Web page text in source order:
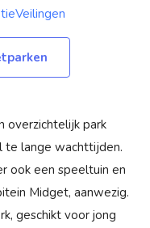
overzichtelijk park
te lange wachttijden.
ook een speeltuin en
Midget, aanwezig.
geschikt voor jong